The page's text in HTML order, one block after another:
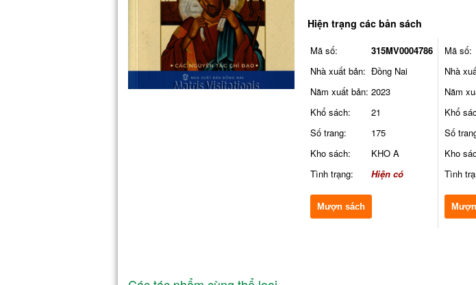
Hiện trạng các bản sách
Mã số:
315MV0004786
Nhà xuất bản: Đồng Nai
Năm xuất bản: 2023
Khổ sách:
21
Số trang:
175
Kho sách:
KHO A
Tình trạng:
Hiện có
Mượn sách
Mã số:
Nhà
Năm
Khổ
Số
Kho
Tình